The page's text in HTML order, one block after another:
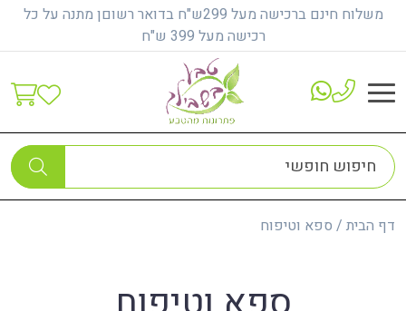
משלוח חינם ברכישה מעל 299ש"ח בדואר רשוםן מתנה על כל
רכישה מעל 399 ש"ח
דף הבית / ספא וטיפוח